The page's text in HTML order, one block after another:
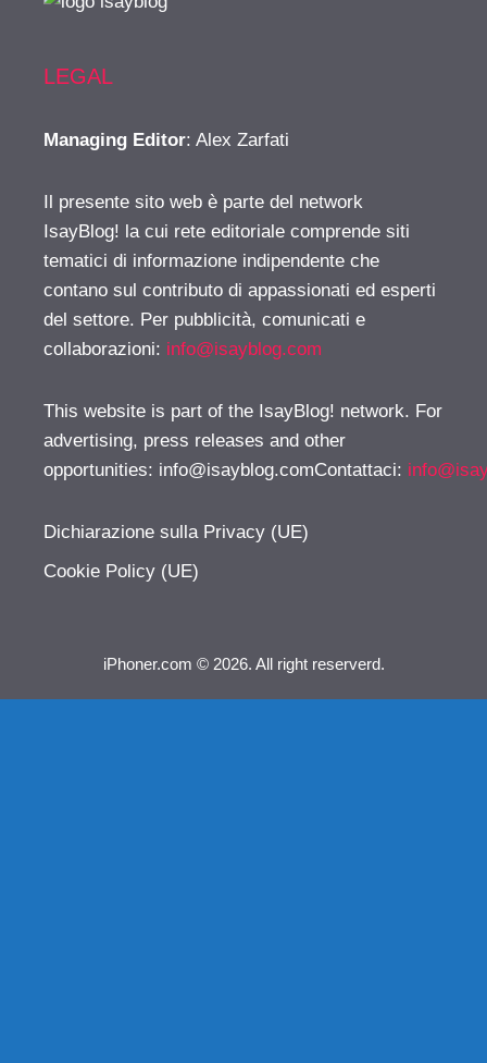
LEGAL
Managing Editor: Alex Zarfati
Il presente sito web è parte del network
IsayBlog! la cui rete editoriale comprende siti
tematici di informazione indipendente che
contano sul contributo di appassionati ed esperti
del settore. Per pubblicità, comunicati e
collaborazioni: info@isayblog.com
This website is part of the IsayBlog! network. For
advertising, press releases and other
opportunities: info@isayblog.comContattaci:
Dichiarazione sulla Privacy (UE)
Cookie Policy (UE)
iPhoner.com © 2026. All right reserverd.